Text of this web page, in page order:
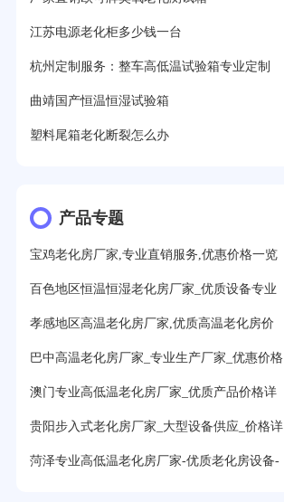
江苏电源老化柜多少钱一台
杭州定制服务：整车高低温试验箱专业定制
曲靖国产恒温恒湿试验箱
塑料尾箱老化断裂怎么办
产品专题
宝鸡老化房厂家,专业直销服务,优惠价格一览
百色地区恒温恒湿老化房厂家_优质设备专业
孝感地区高温老化房厂家,优质高温老化房价
巴中高温老化房厂家_专业生产厂家_优惠价格
澳门专业高低温老化房厂家_优质产品价格详
贵阳步入式老化房厂家_大型设备供应_价格详
菏泽专业高低温老化房厂家-优质老化房设备-